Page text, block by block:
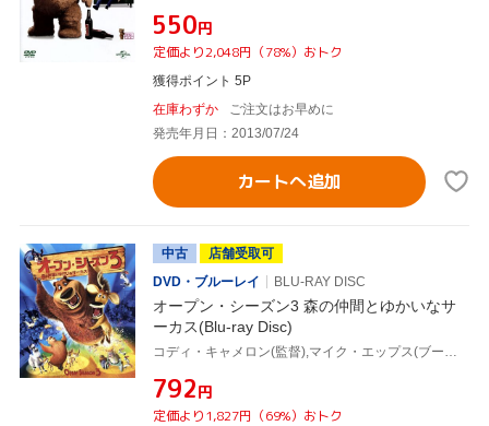
¥550円
定価より2,048円（78%）おトク
獲得ポイント 5P
在庫わずか
ご注文はお早めに
発売年月日：2013/07/24
カートへ追加
中古
店舗受取可
DVD・ブルーレイ
BLU-RAY DISC
オープン・シーズン3 森の仲間とゆかいなサ
ーカス(Blu-ray Disc)
¥792円
定価より1,827円（69%）おトク